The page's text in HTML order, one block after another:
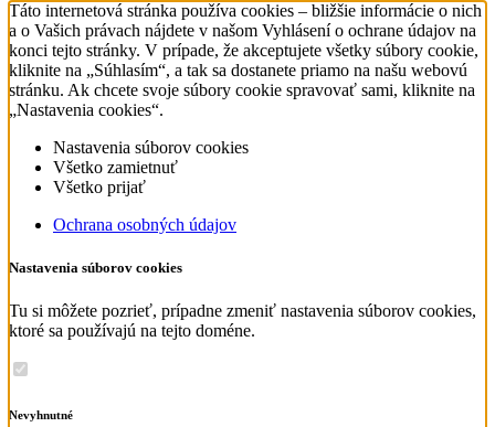
Táto internetová stránka používa cookies – bližšie informácie o nich
a o Vašich právach nájdete v našom Vyhlásení o ochrane údajov na
konci tejto stránky. V prípade, že akceptujete všetky súbory cookie,
kliknite na „Súhlasím“, a tak sa dostanete priamo na našu webovú
stránku. Ak chcete svoje súbory cookie spravovať sami, kliknite na
„Nastavenia cookies“.
Nastavenia súborov cookies
Všetko zamietnuť
Všetko prijať
Ochrana osobných údajov
Nastavenia súborov cookies
Tu si môžete pozrieť, prípadne zmeniť nastavenia súborov cookies,
ktoré sa používajú na tejto doméne.
Nevyhnutné